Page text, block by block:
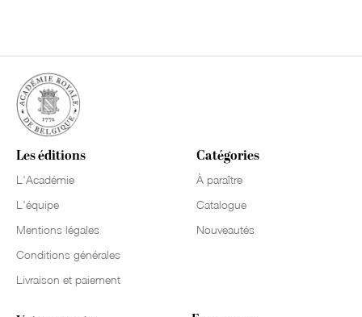
Les éditions
L'Académie
L'équipe
Mentions légales
Conditions générales
Livraison et paiement
Catégories
À paraître
Catalogue
Nouveautés